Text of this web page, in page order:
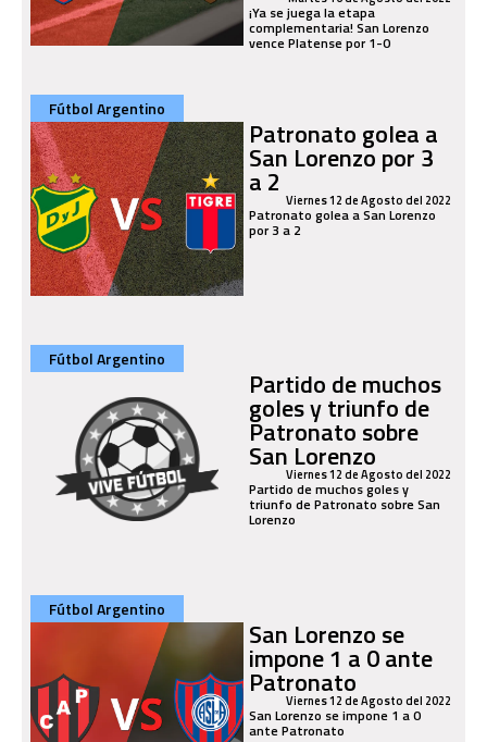
¡Ya se juega la etapa
complementaria! San Lorenzo
vence Platense por 1-0
Fútbol Argentino
Patronato golea a
San Lorenzo por 3
a 2 Viernes 12 de Agosto del 2022
Patronato golea a San Lorenzo
por 3 a 2
Fútbol Argentino
Partido de muchos
goles y triunfo de
Patronato sobre
San Lorenzo
Viernes 12 de Agosto del 2022
Partido de muchos goles y
triunfo de Patronato sobre San
Lorenzo
Fútbol Argentino
San Lorenzo se
impone 1 a 0 ante
Patronato
Viernes 12 de Agosto del 2022
San Lorenzo se impone 1 a 0
ante Patronato